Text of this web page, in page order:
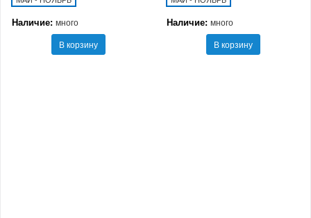
Наличие: много
В корзину
Наличие: много
В корзину